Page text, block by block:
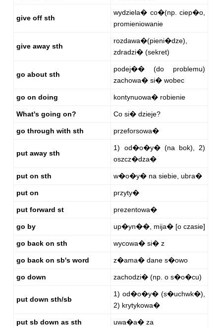
give off sth
wydziela� co�(np. ciep�o,
promieniowanie
give away sth
rozdawa�(pieni�dze),
zdradzi� (sekret)
go about sth
podej�� (do problemu)
zachowa� si� wobec
go on doing kontynuowa� robienie
What's going on? Co si� dzieje?
go through with sth przeforsowa�
put away sth
1) od�o�y� (na bok), 2)
oszcz�dza�
put on sth w�o�y� na siebie, ubra�
put on przyty�
put forward st prezentowa�
go by up�yn��, mija� [o czasie]
go back on sth wycowa� si� z
go back on sb's word z�ama� dane s�owo
go down zachodzi� (np. o s�o�cu)
put down sth/sb
1) od�o�y� (s�uchwk�),
2) krytykowa�
put sb down as sth uwa�a� za